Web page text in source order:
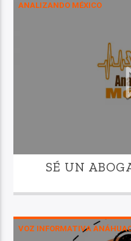
ANALIZANDO MÉXICO
SÉ UN
VOZ INFORMATIVA